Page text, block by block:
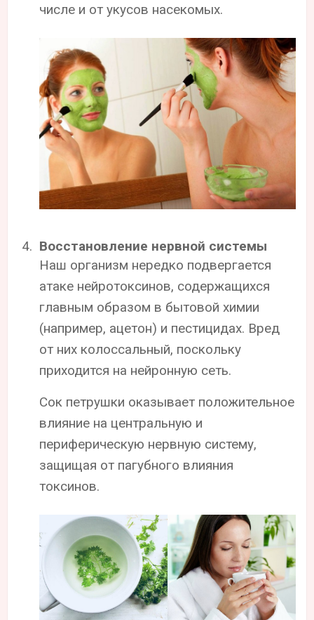
числе и от укусов насекомых.
Восстановление нервной системы
Наш организм нередко подвергается
атаке нейротоксинов, содержащихся
главным образом в бытовой химии
(например, ацетон) и пестицидах. Вред
от них колоссальный, поскольку
приходится на нейронную сеть.
Сок петрушки оказывает положительное
влияние на центральную и
периферическую нервную систему,
защищая от пагубного влияния
токсинов.